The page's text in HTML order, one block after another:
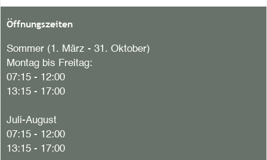
Öffnungszeiten
Sommer (1. März - 31. Oktober)
Montag bis Freitag:
07:15 - 12:00
13:15 - 17:00
Juli-August
07:15 - 12:00
13:15 - 17:00